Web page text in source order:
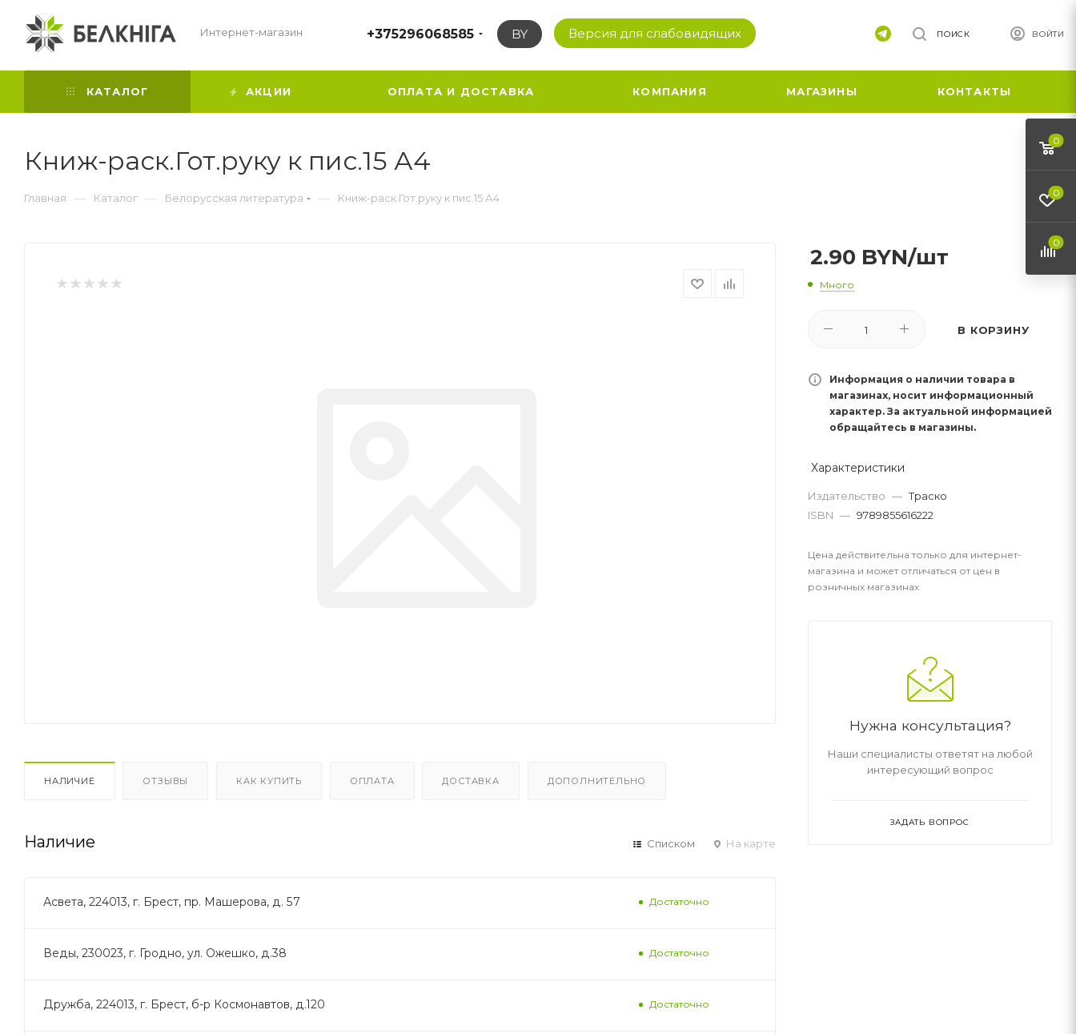
Интернет-магазин +375296068585 BY Версия для слабовидящих ВОЙТИ
ПОИСК
КАТАЛОГ АКЦИИ ОПЛАТА И ДОСТАВКА КОМПАНИЯ МАГАЗИНЫ КОНТАКТЫ
Книж-раск.Гот.руку к пис.15 А4
Главная — Каталог — Белорусская литература — Книж-раск.Гот.руку к пис.15 А4
НАЛИЧИЕ ОТЗЫВЫ КАК КУПИТЬ ОПЛАТА ДОСТАВКА ДОПОЛНИТЕЛЬНО
Наличие Списком На карте
Асвета, 224013, г. Брест, пр. Машерова, д. 57 Достаточно
Веды, 230023, г. Гродно, ул. Ожешко, д.38 Достаточно
Дружба, 224013, г. Брест, б-р Космонавтов, д.120 Достаточно
2.90 BYN/шт
Много
В КОРЗИНУ
Информация о наличии товара в
магазинах, носит информационный
характер. За актуальной информацией
обращайтесь в магазины.
Характеристики
Издательство — Траско
ISBN — 9789855616222
Цена действительна только для интернет-
магазина и может отличаться от цен в
розничных магазинах
Нужна консультация?
Наши специалисты ответят на любой
интересующий вопрос
ЗАДАТЬ ВОПРОС
0
0
0